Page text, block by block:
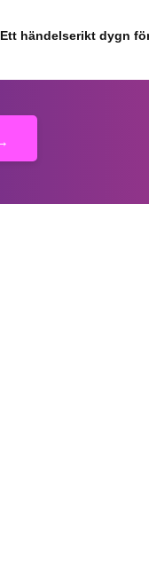
Ett händelserikt dygn